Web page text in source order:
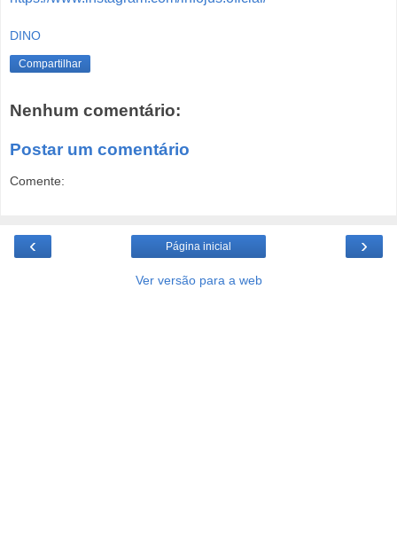
DINO
Compartilhar
Nenhum comentário:
Postar um comentário
Comente:
‹ ›
Página inicial
Ver versão para a web